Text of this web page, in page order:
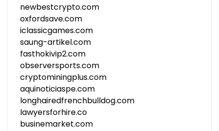
newbestcrypto.com
oxfordsave.com
iclassicgames.com
saung-artikel.com
fasthokivip2.com
observersports.com
cryptominingplus.com
aquinoticiaspe.com
longhairedfrenchbulldog.com
lawyersforhire.co
businemarket.com